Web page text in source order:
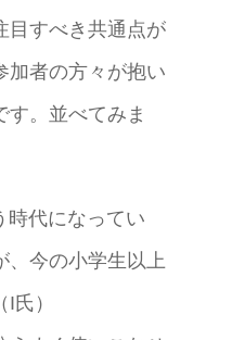
目すべき共通点が
加者の方々が抱い
す。並べてみま
時代になってい
、今の小学生以上
氏）